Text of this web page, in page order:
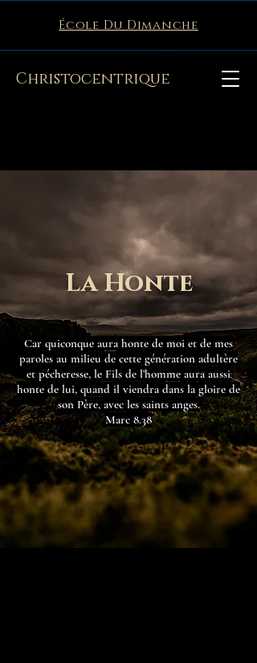
Christocentrique
École Du Dimanche
La Honte
Car quiconque aura honte de moi et de mes
paroles au milieu de cette génération adultère
et pécheresse, le Fils de l’homme aura aussi
honte de lui, quand il viendra dans la gloire de
son Père, avec les saints anges.
Marc 8.38